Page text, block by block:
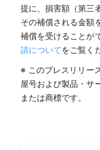
提に、損害額（第三
その補償される金額
補償を受けることが
請について をご覧く
※ このプレスリリー
屋号および製品・サ
または商標です。